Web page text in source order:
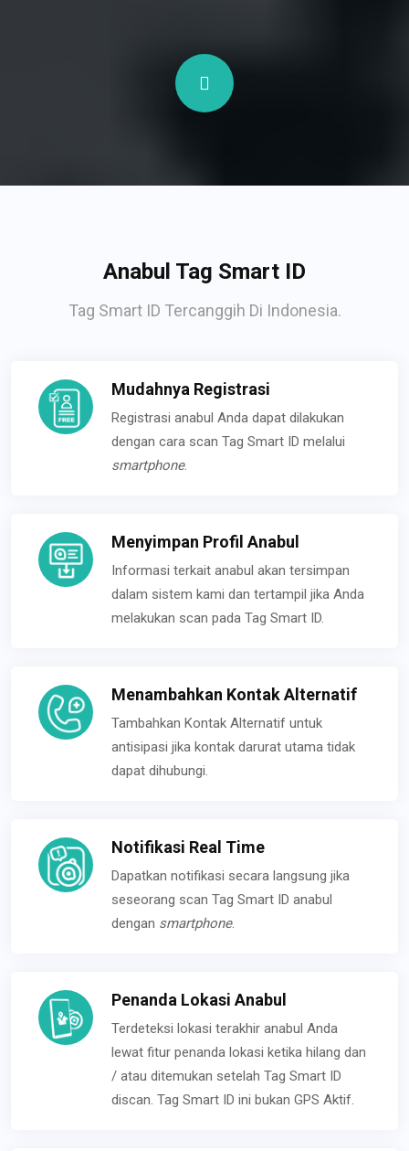
Anabul Tag Smart ID
Tag Smart ID Tercanggih Di Indonesia.
Mudahnya Registrasi
Registrasi anabul Anda dapat dilakukan
dengan cara scan Tag Smart ID melalui
smartphone.
Menyimpan Profil Anabul
Informasi terkait anabul akan tersimpan
dalam sistem kami dan tertampil jika Anda
melakukan scan pada Tag Smart ID.
Menambahkan Kontak Alternatif
Tambahkan Kontak Alternatif untuk
antisipasi jika kontak darurat utama tidak
dapat dihubungi.
Notifikasi Real Time
Dapatkan notifikasi secara langsung jika
seseorang scan Tag Smart ID anabul
dengan smartphone.
Penanda Lokasi Anabul
Terdeteksi lokasi terakhir anabul Anda
lewat fitur penanda lokasi ketika hilang dan
/ atau ditemukan setelah Tag Smart ID
discan. Tag Smart ID ini bukan GPS Aktif.